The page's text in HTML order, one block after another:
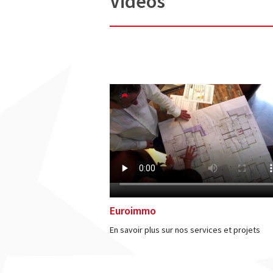
Euroimmo
En savoir plus sur nos services et projets